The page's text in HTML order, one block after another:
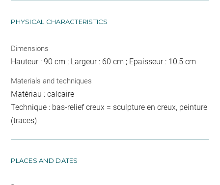
PHYSICAL CHARACTERISTICS
Dimensions
Hauteur : 90 cm ; Largeur : 60 cm ; Epaisseur : 10,5 cm
Materials and techniques
Matériau : calcaire
Technique : bas-relief creux = sculpture en creux, peinture
(traces)
PLACES AND DATES